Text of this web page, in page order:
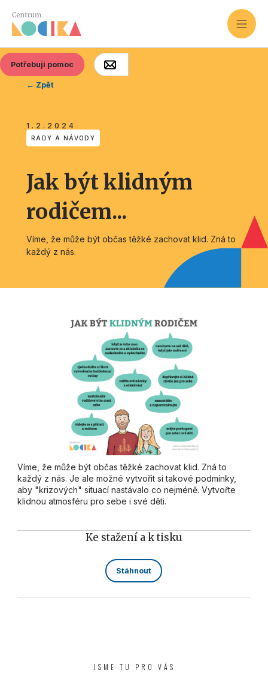
Potřebuji pomoc
← Zpět
1.2.2024
RADY A NÁVODY
Jak být klidným
rodičem...
Víme, že může být občas těžké zachovat klid. Zná to
každý z nás.
Víme, že může být občas těžké zachovat klid. Zná to
každý z nás. Je ale možné vytvořit si takové podmínky,
aby "krizových" situací nastávalo co nejméně. Vytvořte
klidnou atmosféru pro sebe i své děti.
Ke stažení a k tisku
Stáhnout
JSME TU PRO VÁS